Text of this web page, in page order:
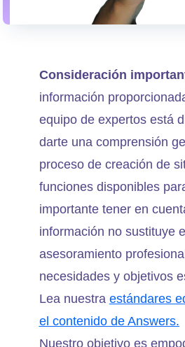
Consideración
información
equipo de expertos está
darte una comprensión
proceso de creación de
funciones disponibles
importante tener en
información no sustituye el
asesoramiento
necesidades y objetivos
Lea nuestra estándares
el contenido de Answers.
Nuestro objetivo es